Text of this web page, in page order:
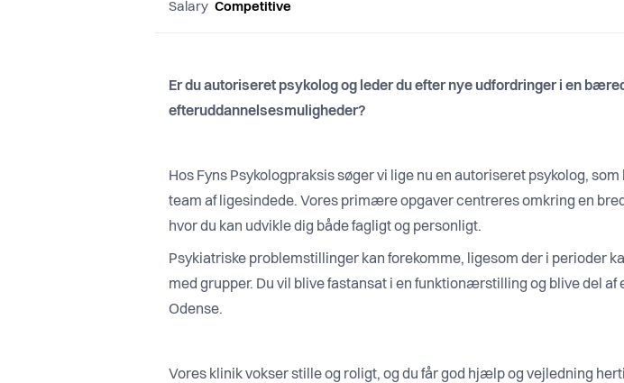
Salary Competitive
Er du autoriseret psykolog og leder du efter nye udfordringer i en
efteruddannelsesmuligheder?
Hos Fyns Psykologpraksis søger vi lige nu en autoriseret psykolog,
team af ligesindede. Vores primære opgaver centreres omkring en
hvor du kan udvikle dig både fagligt og personligt.
Psykiatriske problemstillinger kan forekomme, ligesom der i perioder
med grupper. Du vil blive fastansat i en funktionærstilling og blive del
Odense.
Vores klinik vokser stille og roligt, og du får god hjælp og vejledning